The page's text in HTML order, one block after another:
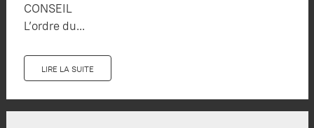
CONSEIL
L’ordre du...
LIRE LA SUITE